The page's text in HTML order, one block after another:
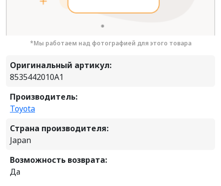
*Мы работаем над фотографией для этого товара
Оригинальный артикул:
8535442010A1
Производитель:
Toyota
Страна производителя:
Japan
Возможность возврата:
Да